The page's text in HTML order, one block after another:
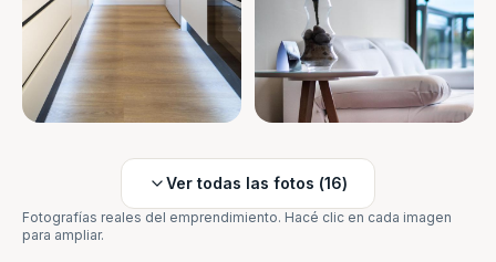
Ver todas las fotos (16)
Fotografías reales del emprendimiento. Hacé clic en cada imagen
para ampliar.